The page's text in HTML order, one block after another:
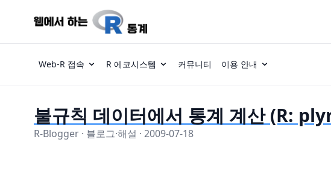
Web-R 접속 R 에코시스템 커뮤니티 이용 안내
불규칙 데이터에서 통계 계산 (R:
R-Blogger · 블로그·해설 · 2009-07-18